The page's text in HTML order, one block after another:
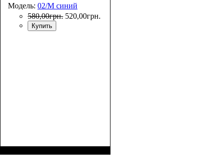
Модель: 02/M синий
580,00грн. 520,00грн.
Купить